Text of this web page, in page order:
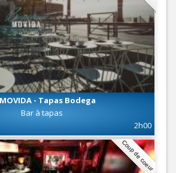
- Tapas Bodega
Bar à tapas
2h00
Coup de coeur